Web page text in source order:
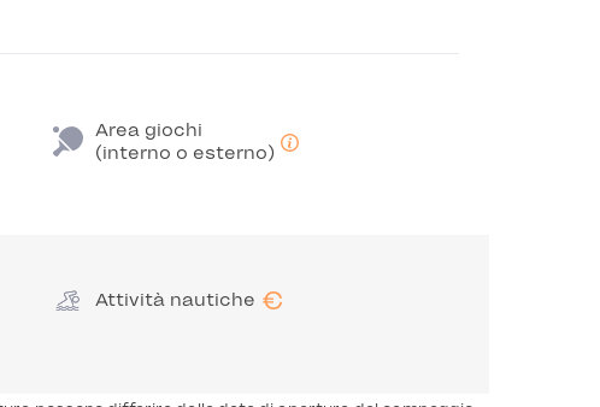
Area giochi
(interno o esterno)
Attività nautiche €